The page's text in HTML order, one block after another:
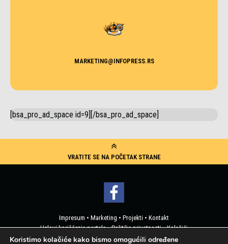
MARKETING@INFOPRESS.RS
[bsa_pro_ad_space id=9][/bsa_pro_ad_space]
VRATITE SE NA POČETAK STRANE
Impresum • Marketing • Projekti • Kontakt
Uslovi korišćenja portala•Politika privatnosti•Kolačići
Pristup korisničkim podacima
Koristimo kolačiće kako bismo omogućili određene